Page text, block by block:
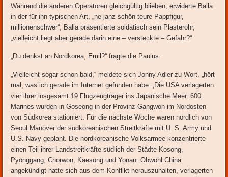
Während die anderen Operatoren gleichgültig blieben, erwiderte Balla
in der für ihn typischen Art, „ne janz schön teure Pappfigur,
millionenschwer“, Balla präsentierte soldatisch sein Plasterohr,
„vielleicht liegt aber gerade darin eine – versteckte – Gefahr?“
„Du denkst an Nordkorea, Emil?“ fragte die Paulus.
„Vielleicht sogar schon bald,“ meldete sich Jonny Adler zu Wort, „hört
mal, was ich gerade im Internet gefunden habe: ‚Die USA verlagerten
vier ihrer insgesamt 19 Flugzeugträger ins Japanische Meer. 600
Marines wurden in Goseong in der Provinz Gangwon im Nordosten
von Südkorea stationiert. Für die nächste Woche waren nördlich von
Seoul Manöver der südkoreanischen Streitkräfte mit U. S. Army und
U.S. Navy geplant. Die nordkoreanische Volksarmee konzentrierte
einen Teil ihrer Landstreitkräfte südlich der Städte Kosong,
Pyonggang, Chorwon, Kaesong und Yonan. Obwohl China
angekündigt hatte sich aus dem Konflikt herauszuhalten, verlagerten